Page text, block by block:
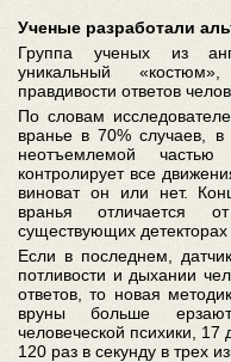
Ученые разработали
Группа ученых из
уникальный
правдивости ответов
По словам
вранье в 70% случаев,
неотъемлемой
контролирует все
виноват он или нет.
вранья отличается
существующих детекторах
Если в последнем,
потливости и дыхании
ответов, то новая
вруны больше
человеческой психики, 17
120 раз в секунду в трех